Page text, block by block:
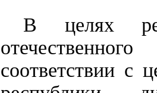
В целях
соответствии с